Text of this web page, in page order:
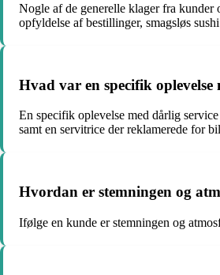
Nogle af de generelle klager fra kunder
opfyldelse af bestillinger, smagsløs
Hvad var en specifik
En specifik oplevelse med dårlig
samt en servitrice der reklamerede for
Hvordan er stemningen og
Ifølge en kunde er stemningen og